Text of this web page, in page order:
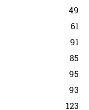
49
61
91
85
95
93
123